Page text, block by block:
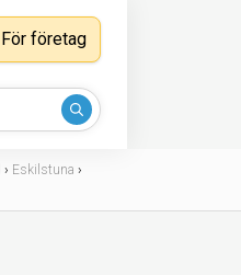
För företag
› Eskilstuna ›